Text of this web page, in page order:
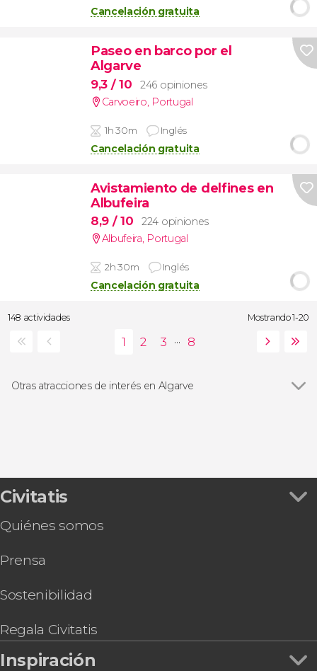
Cancelación gratuita
Paseo en barco por el
Algarve
9,3 / 10
246 opiniones
Carvoeiro, Portugal
1h 30m Inglés
Cancelación gratuita
Avistamiento de delfines en
Albufeira
8,9 / 10
224 opiniones
Albufeira, Portugal
2h 30m Inglés
Cancelación gratuita
148 actividades Mostrando 1-20
...
Otras atracciones de interés en Algarve
Civitatis
Quiénes somos
Prensa
Sostenibilidad
Regala Civitatis
Inspiración